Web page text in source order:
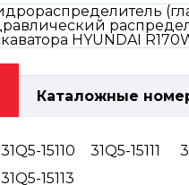
Каталожные
31Q5-15110 31Q5-15111
31Q5-15113